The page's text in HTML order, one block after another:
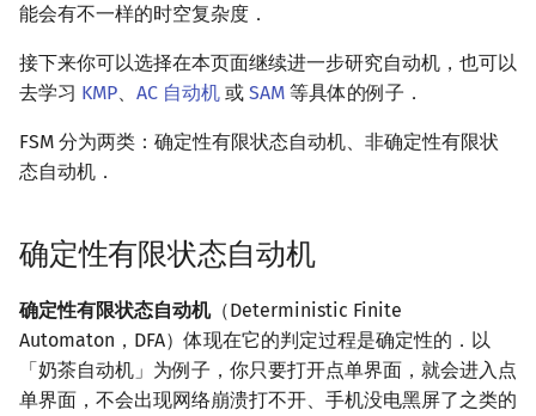
能会有不一样的时空复杂度．
接下来你可以选择在本页面继续进一步研究自动机，也可以
去学习 KMP、 AC 自动机 或 SAM 等具体的例子．
FSM 分为两类：确定性有限状态自动机、非确定性有限状
态自动机．
确定性有限状态自动机
确定性有限状态自动机（Deterministic Finite
Automaton，DFA）体现在它的判定过程是确定性的．以
「奶茶自动机」为例子，你只要打开点单界面，就会进入点
单界面，不会出现网络崩溃打不开、手机没电黑屏了之类的